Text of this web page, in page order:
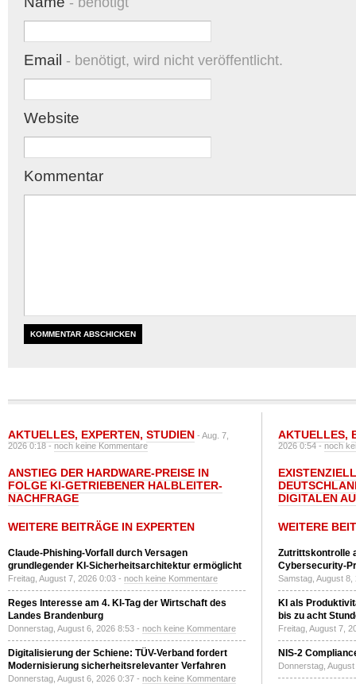
Email - benötigt, wird nicht veröffentlicht.
Website
Kommentar
AKTUELLES, EXPERTEN, STUDIEN - Aug. 7,
2026 0:18 -noch keine Kommentare
ANSTIEG DER HARDWARE-PREISE IN
FOLGE KI-GETRIEBENER HALBLEITER-
NACHFRAGE
WEITERE BEITRÄGE IN EXPERTEN
Claude-Phishing-Vorfall durch Versagen
grundlegender KI-Sicherheitsarchitektur ermöglicht
Freitag, August 7, 2026 0:03 - noch keine Kommentare
Reges Interesse am 4. KI-Tag der Wirtschaft des
Landes Brandenburg
Donnerstag, August 6, 2026 8:53 - noch keine Kommentare
Digitalisierung der Schiene: TÜV-Verband fordert
Modernisierung sicherheitsrelevanter Verfahren
Donnerstag, August 6, 2026 0:37 - noch keine Kommentare
AKTUELLES,
2026 0:54 -noch
DIGITALEN
WEITERE
Zutrittskontrolle
Cybersecurity-
Samstag, August
KI als
bis zu acht
Freitag, August 7,
NIS-2
Donnerstag,